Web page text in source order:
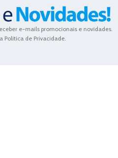
e-mails promocionais e novidades.
Politica de Privacidade.